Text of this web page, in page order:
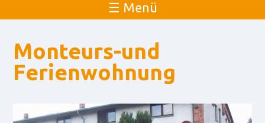
☰ Menü
Monteurs-und
Ferienwohnung